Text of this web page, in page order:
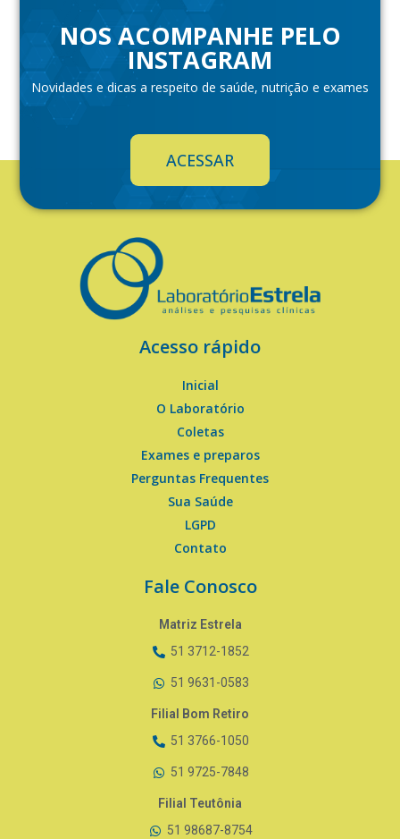
NOS ACOMPANHE PELO
INSTAGRAM
Novidades e dicas a respeito de saúde, nutrição e exames
ACESSAR
Acesso rápido
Inicial
O Laboratório
Coletas
Exames e preparos
Perguntas Frequentes
Sua Saúde
LGPD
Contato
Fale Conosco
Matriz Estrela
51 3712-1852
51 9631-0583
Filial Bom Retiro
51 3766-1050
51 9725-7848
Filial Teutônia
51 98687-8754